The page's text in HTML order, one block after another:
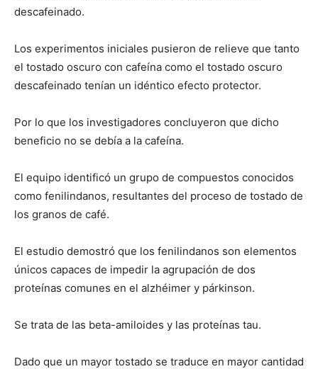
descafeinado.
Los experimentos iniciales pusieron de relieve que tanto
el tostado oscuro con cafeína como el tostado oscuro
descafeinado tenían un idéntico efecto protector.
Por lo que los investigadores concluyeron que dicho
beneficio no se debía a la cafeína.
El equipo identificó un grupo de compuestos conocidos
como fenilindanos, resultantes del proceso de tostado de
los granos de café.
El estudio demostró que los fenilindanos son elementos
únicos capaces de impedir la agrupación de dos
proteínas comunes en el alzhéimer y párkinson.
Se trata de las beta-amiloides y las proteínas tau.
Dado que un mayor tostado se traduce en mayor cantidad